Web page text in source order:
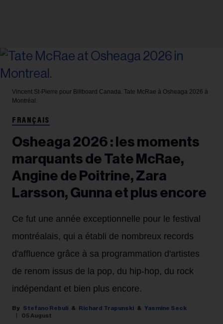
Vincent St-Pierre pour Billboard Canada. Tate McRae à Osheaga 2026 à
Montréal.
FRANÇAIS
Osheaga 2026 : les moments
marquants de Tate McRae,
Angine de Poitrine, Zara
Larsson, Gunna et plus encore
Ce fut une année exceptionnelle pour le festival
montréalais, qui a établi de nombreux records
d'affluence grâce à sa programmation d'artistes
de renom issus de la pop, du hip-hop, du rock
indépendant et bien plus encore.
Stefano Rebuli Richard Trapunski
Yasmine Seck
05 August